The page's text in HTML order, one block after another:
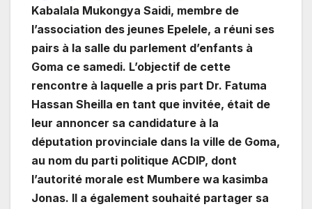
Kabalala Mukongya Saidi, membre de
l’association des jeunes Epelele, a réuni ses
pairs à la salle du parlement d’enfants à
Goma ce samedi. L’objectif de cette
rencontre à laquelle a pris part Dr. Fatuma
Hassan Sheilla en tant que invitée, était de
leur annoncer sa candidature à la
députation provinciale dans la ville de Goma,
au nom du parti politique ACDIP, dont
l’autorité morale est Mumbere wa kasimba
Jonas. Il a également souhaité partager sa